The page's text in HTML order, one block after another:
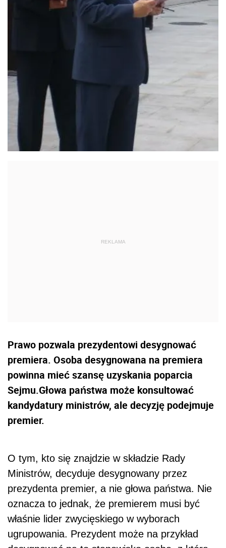
Prawo pozwala prezydentowi desygnować
premiera. Osoba desygnowana na premiera
powinna mieć szansę uzyskania poparcia
Sejmu.Głowa państwa może konsultować
kandydatury ministrów, ale decyzję podejmuje
premier.
O tym, kto się znajdzie w składzie Rady
Ministrów, decyduje desygnowany przez
prezydenta premier, a nie głowa państwa. Nie
oznacza to jednak, że premierem musi być
właśnie lider zwycięskiego w wyborach
ugrupowania. Prezydent może na przykład